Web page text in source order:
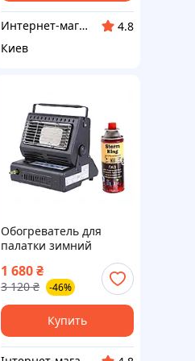
Интернет-магазин TVOЁ
4.8
Киев
Обогреватель для
палатки зимний
керамическим ТЭНом,
9X0M00692H
1 680₴
3 120 ₴ -46%
Купить